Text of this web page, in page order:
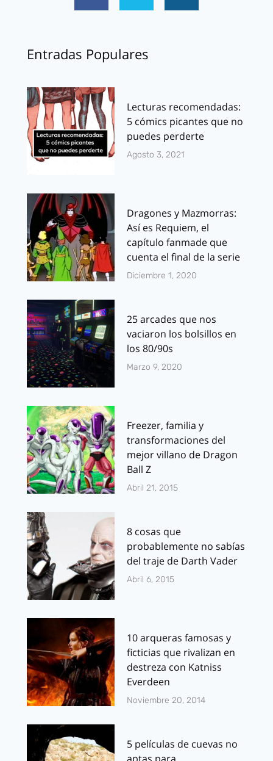
Entradas Populares
Lecturas recomendadas:
5 cómics picantes que no
puedes perderte
Agosto 3, 2021
Dragones y Mazmorras:
Así es Requiem, el
capítulo fanmade que
cuenta el final de la serie
Diciembre 1, 2020
25 arcades que nos
vaciaron los bolsillos en
los 80/90s
Marzo 9, 2020
Freezer, familia y
transformaciones del
mejor villano de Dragon
Ball Z
Abril 21, 2015
8 cosas que
probablemente no sabías
del traje de Darth Vader
Abril 6, 2015
10 arqueras famosas y
ficticias que rivalizan en
destreza con Katniss
Everdeen
Noviembre 20, 2014
5 películas de cuevas no